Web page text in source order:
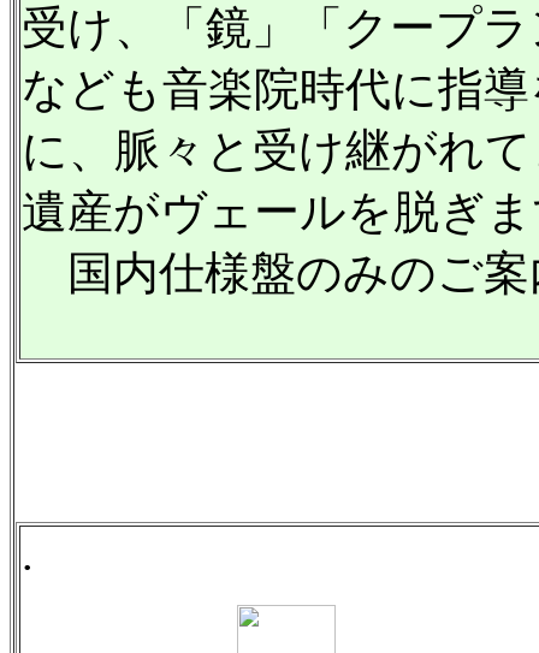
受け、「鏡」「クープ
なども音楽院時代に指
に、脈々と受け継がれ
遺産がヴェールを脱ぎ
国内仕様盤のみのご
.